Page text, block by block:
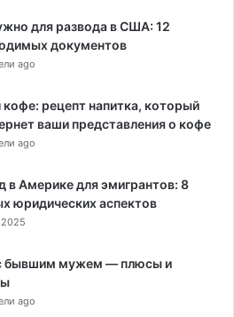
для развода в США: 12
документов
ago
кофе: рецепт напитка, который
ваши представления о кофе
ago
в Америке для эмигрантов: 8
юридических аспектов
бывшим мужем — плюсы и
ago